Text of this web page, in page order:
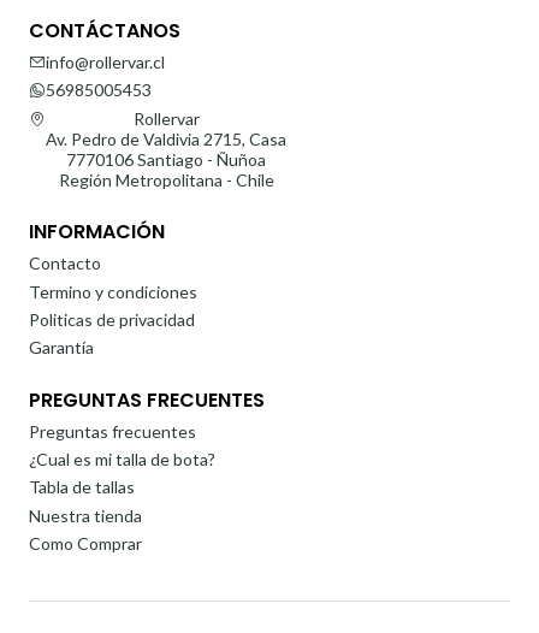
CONTÁCTANOS
info@rollervar.cl
56985005453
Rollervar
Av. Pedro de Valdivia 2715, Casa
7770106 Santiago - Ñuñoa
Región Metropolitana - Chile
INFORMACIÓN
Contacto
Termino y condiciones
Politicas de privacidad
Garantía
PREGUNTAS FRECUENTES
Preguntas frecuentes
¿Cual es mi talla de bota?
Tabla de tallas
Nuestra tienda
Como Comprar